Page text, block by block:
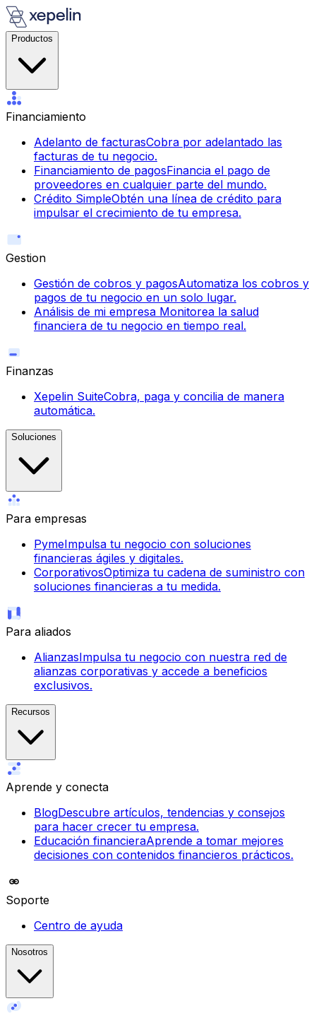
Productos
Financiamiento
Adelanto de facturasCobra por adelantado las
facturas de tu negocio.
Financiamiento de pagosFinancia el pago de
proveedores en cualquier parte del mundo.
Crédito SimpleObtén una línea de crédito para
impulsar el crecimiento de tu empresa.
Gestion
Gestión de cobros y pagosAutomatiza los cobros y
pagos de tu negocio en un solo lugar.
Análisis de mi empresa Monitorea la salud
financiera de tu negocio en tiempo real.
Finanzas
Xepelin SuiteCobra, paga y concilia de manera
automática.
Soluciones
Para empresas
PymeImpulsa tu negocio con soluciones
financieras ágiles y digitales.
CorporativosOptimiza tu cadena de suministro con
soluciones financieras a tu medida.
Para aliados
AlianzasImpulsa tu negocio con nuestra red de
alianzas corporativas y accede a beneficios
exclusivos.
Recursos
Aprende y conecta
BlogDescubre artículos, tendencias y consejos
para hacer crecer tu empresa.
Educación financieraAprende a tomar mejores
decisiones con contenidos financieros prácticos.
Soporte
Centro de ayuda
Nosotros